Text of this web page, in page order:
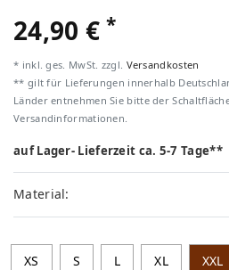
24,90 €*
* inkl. ges. MwSt. zzgl. Versandkosten
** gilt für Lieferungen innerhalb
Länder entnehmen Sie bitte der
Versandinformationen.
auf Lager- Lieferzeit ca. 5-7 Tage**
Material:
XS S L XL XXL